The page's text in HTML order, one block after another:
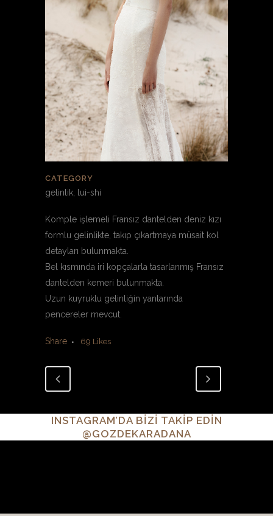
CATEGORY
gelinlik, lui-shi
Komple işlemeli Fransız dantelden deniz kızı
formlu gelinlikte, takıp çıkartmaya müsait kol
detayları bulunmakta.
Bel kısmında iri kopçalarla tasarlanmış Fransız
dantelden kemeri bulunmakta.
Uzun kuyruklu gelinliğin yanlarında
pencereler mevcut.
Share 69 Likes
INSTAGRAM’DA BİZİ TAKİP EDİN
@GOZDEKARADANA